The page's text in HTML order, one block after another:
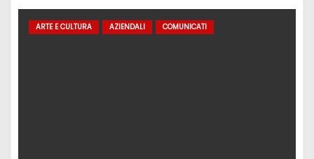
ARTE E CULTURA AZIENDALI COMUNICATI